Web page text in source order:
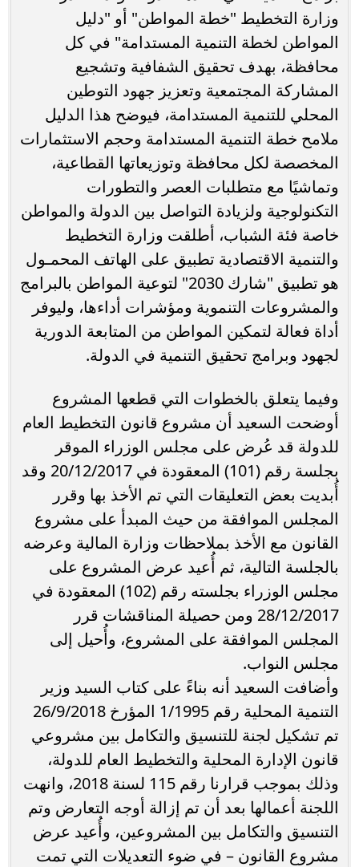
وزارة التخطيط "خطة المواطن" أو "دليل
المواطن لخطة التنمية المستدامة" في كل
محافظة، بهدف تحقيق الشفافية وتشجيع
المشاركة المجتمعية وتعزيز جهود التوطين
المحلي للتنمية المستدامة، فيوضح هذا الدليل
ملامح خطة التنمية المستدامة وحجم الاستثمارات
المخصصة لكل محافظة وتوزيعاتها القطاعية،
وتماشيًا مع متطلبات العصر والتطورات
التكنولوجية ولزيادة التواصل بين الدولة والمواطن
خاصة فئة الشباب، أطلقت وزارة التخطيط
والتنمية الاقتصادية تطبيق على الهاتف المحمـول
هو تطبيق "شارك 2030" لتوعية المواطن بالبرامج
والمشروعات التنموية ومؤشرات أداءها، وليوفر
أداة فعالة لتمكين المواطن من المتابعة الدورية
لجهود وبرامج تحقيق التنمية في الدولة.
وفيما يتعلق بالخطوات التي قطعها المشروع
أوضحت السعيد أن مشروع قانون التخطيط العام
للدولة قد عُرض على مجلس الوزراء الموقر
بجلسة رقم (101) المعقودة في 20/12/2017 وقد
أُبديت بعض التعليقات التي تم الأخذ بها وقرر
المجلس الموافقة من حيث المبدأ على مشروع
القانون مع الأخذ بملاحظات وزارة المالية وعرضه
بالجلسة التالية، ثم أُعيد عرض المشروع على
مجلس الوزراء بجلسته رقم (102) المعقودة في
28/12/2017 ومن حصيلة المناقشات قرر
المجلس الموافقة على المشروع، وأُحيل إلى
مجلس النواب.
وأضافت السعيد أنه بناءً على كتاب السيد وزير
التنمية المحلية رقم 1/1995 المؤرخ 26/9/2018
تم تشكيل لجنة للتنسيق والتكامل بين مشروعي
قانون الإدارة المحلية والتخطيط العام للدولة،
وذلك بموجب قرارنا رقم 115 لسنة 2018، وانهت
اللجنة أعمالها بعد أن تم إزالة أوجه التعارض وتم
التنسيق والتكامل بين المشروعين، وأُعيد عرض
مشروع القانون – في ضوء التعديلات التي تمت